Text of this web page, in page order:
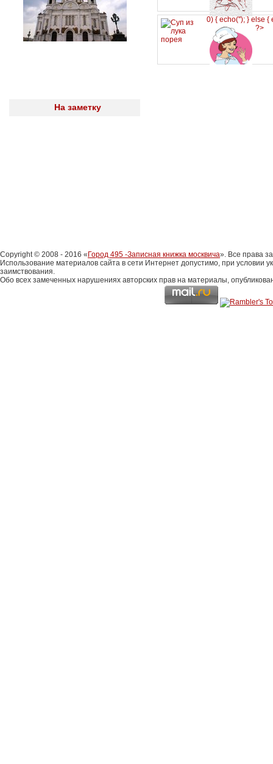
На заметку
0) { echo(''); } else {
?>
Copyright © 2008 - 2016 « Город 495 -Записная книжка москвича». Все права
Использование материалов сайта в сети Интернет допустимо, при условии
заимствования.
Обо всех замеченных нарушениях авторских прав на материалы,